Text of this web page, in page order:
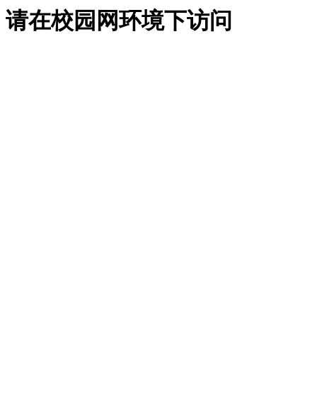
请在校园网环境下访问